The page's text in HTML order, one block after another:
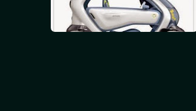
Mon premier iBook
mai 16, 2015